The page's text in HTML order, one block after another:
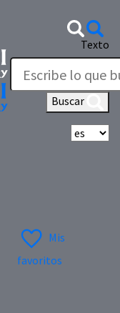
Texto
Buscar
Mis
favoritos